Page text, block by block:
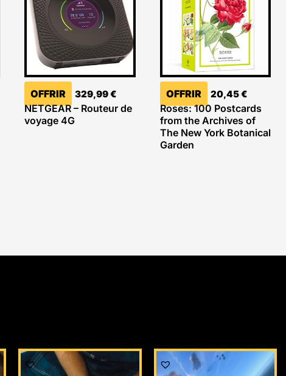
OFFRIR 329,99€
NETGEAR – Routeur de
voyage 4G
OFFRIR 20,45€
Roses: 100 Postcards
from the Archives of
The New York Botanical
Garden